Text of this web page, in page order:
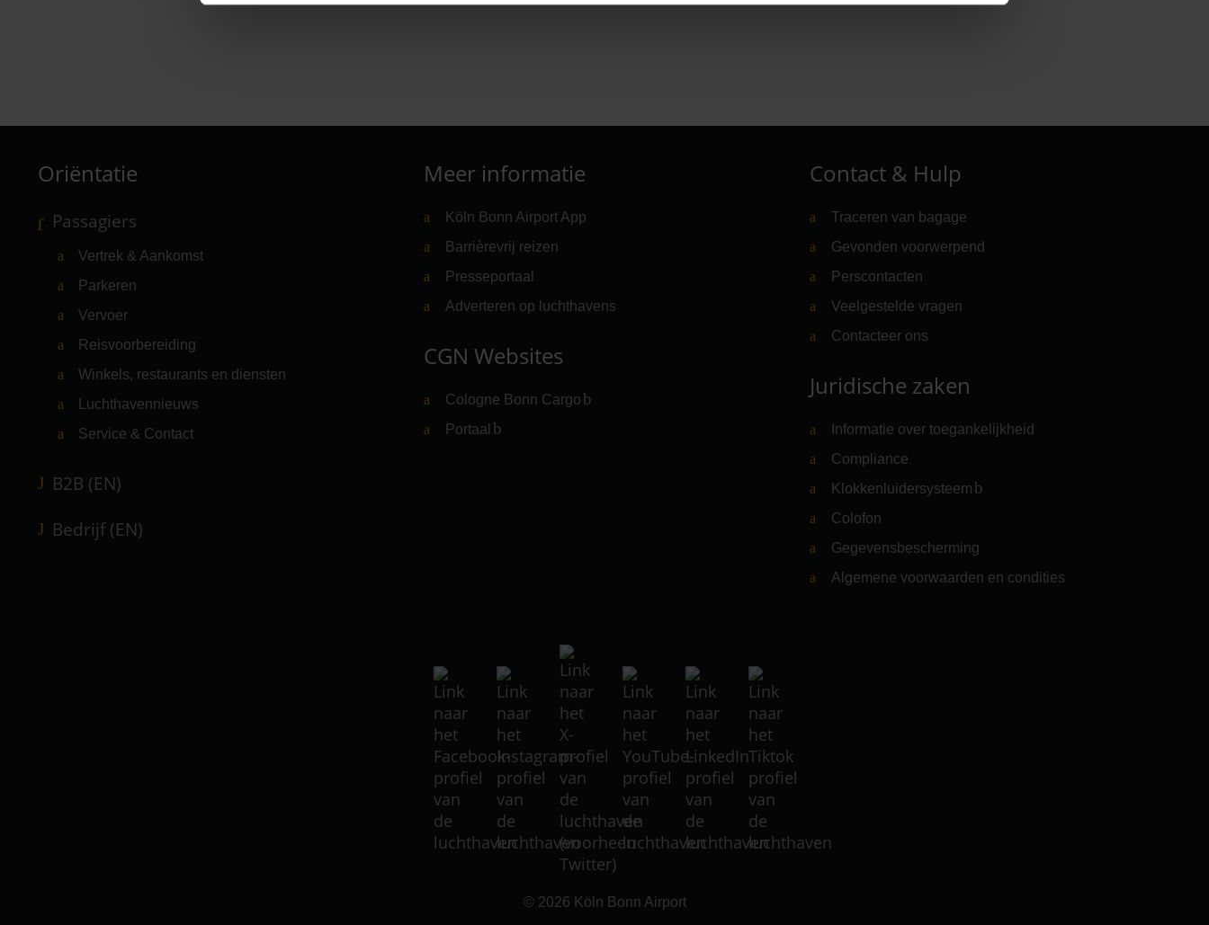
Oriëntatie
Passagiers
Vertrek & Aankomst
Parkeren
Vervoer
Reisvoorbereiding
Winkels, restaurants en diensten
Luchthavennieuws
Service & Contact
B2B (EN)
Bedrijf (EN)
Meer informatie
Köln Bonn Airport App
Barrièrevrij reizen
Presseportaal
Adverteren op luchthavens
CGN Websites
Cologne Bonn Cargo (Link naar externe website)
Portaal (Link naar externe website)
Contact & Hulp
Traceren van bagage
Gevonden voorwerpend
Perscontacten
Veelgestelde vragen
Contacteer ons
Juridische zaken
Informatie over toegankelijkheid
Compliance
Klokkenluidersysteem (Link naar externe website)
Colofon
Gegevensbescherming
Algemene voorwaarden en condities
© 2026 Köln Bonn Airport